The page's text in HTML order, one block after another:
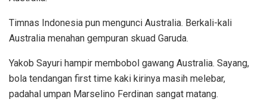
Timnas Indonesia pun mengunci Australia. Berkali-kali
Australia menahan gempuran skuad Garuda.
Yakob Sayuri hampir membobol gawang Australia. Sayang,
bola tendangan first time kaki kirinya masih melebar,
padahal umpan Marselino Ferdinan sangat matang.